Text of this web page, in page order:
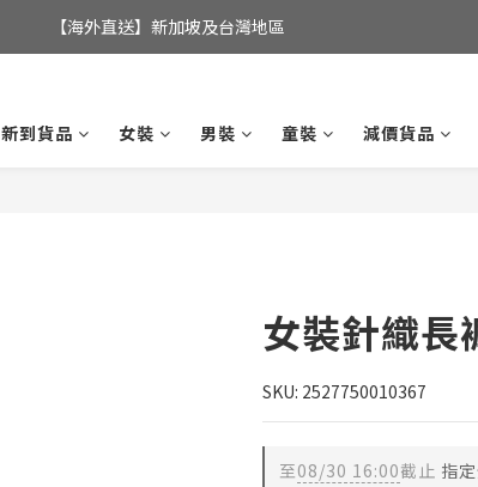
全店滿$350，即可享港澳地區免運費;
【海外直送】新加坡及台灣地區
新到貨品 女裝 男裝 童裝 減價貨品
女裝針織長
SKU: 2527750010367
至08/30 16:00截止 指